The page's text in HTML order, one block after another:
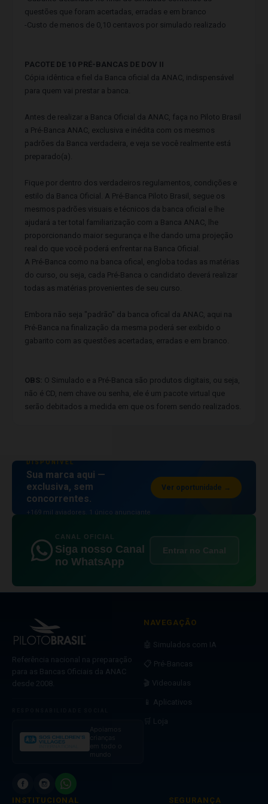
questões que foram acertadas, erradas e em branco
-Custo de menos de 0,10 centavos por simulado realizado
PACOTE DE 10 PRÉ-BANCAS DE DOV II
Cópia idêntica e fiel da Banca oficial da ANAC, indispensável
para quem vai prestar a banca.
Antes de realizar a Banca Oficial da ANAC, faça no Piloto Brasil
a Pré-Banca ANAC, exclusiva e inédita com os mesmos
padrões da Banca verdadeira, e veja se você realmente está
preparado(a).
Fique por dentro dos verdadeiros regulamentos, condições e
estilo da Banca Oficial. A Pré-Banca Piloto Brasil, segue os
mesmos padrões visuais e técnicos da banca oficial e lhe
ajudará a ter total familiarização com a Banca ANAC, lhe
proporcionando maior segurança e lhe dando uma projeção
real do que você poderá enfrentar na Banca Oficial.
A Pré-Banca como na banca ofical, engloba todas as matérias
do curso, ou seja, cada Pré-Banca o candidato deverá realizar
todas as matérias provenientes de seu curso.
Embora não seja "padrão" da banca ofical da ANAC, aqui na
Pré-Banca na finalização da mesma poderá ser exibido o
gabarito com as questões acertadas, erradas e em branco.
OBS: O Simulado e a Pré-Banca são produtos digitais, ou seja,
não é CD, nem chave ou senha, ele é um pacote virtual que
serão debitados a medida em que os forem sendo realizados.
DISPONÍVEL
Sua marca aqui —
exclusiva, sem
concorrentes.
+169 mil aviadores. 1 único anunciante
Ver oportunidade →
CANAL OFICIAL
Siga nosso Canal
no WhatsApp
Entrar no Canal
Referência nacional na preparação
para as Bancas Oficiais da ANAC
desde 2008.
Apoiamos
crianças
em todo o
mundo
NAVEGAÇÃO
🤖 Simulados com IA
📋 Pré-Bancas
🎬 Videoaulas
📱 Aplicativos
🛒 Loja
INSTITUCIONAL SEGURANÇA